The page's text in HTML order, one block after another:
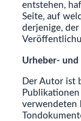
entstehen,
Seite, auf
derjenige,
Urheber- und
Der Autor ist
verwendeten